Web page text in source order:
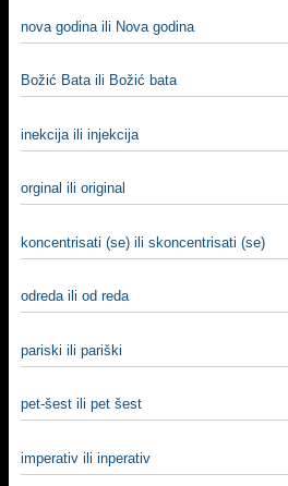
nova godina ili Nova godina
Božić Bata ili Božić bata
inekcija ili injekcija
orginal ili original
koncentrisati (se) ili skoncentrisati (se)
odreda ili od reda
pariski ili pariški
pet-šest ili pet šest
imperativ ili inperativ